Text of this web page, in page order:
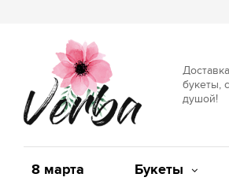
букеты,
душой!
8 марта Букеты